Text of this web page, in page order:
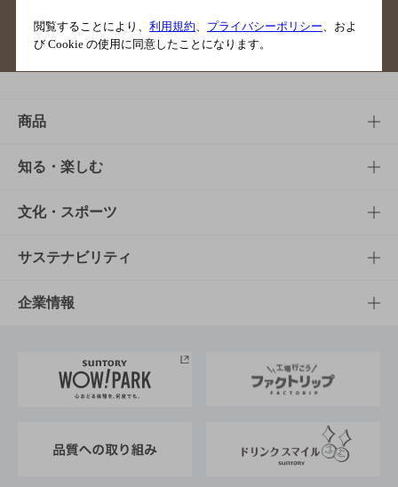
サイトマップ ご意見・ご感想
商品
商品TOP
商品一覧
商品発売情報
栄養成分一覧
知る・楽しむ
知る・楽しむTOP
キャンペーン
工場見学
地域情報
文化・スポーツ
文化・スポーツTOP
サントリーホール
サントリーサンバーズ大阪
サステナビリティ
サステナビリティTOP
サントリーが考えるサステナビリティ経営
企業情報
企業概要
閲覧することにより、 利用規約 プライバシーポリシー 、およ
び Cookie の使用に同意したことになります。